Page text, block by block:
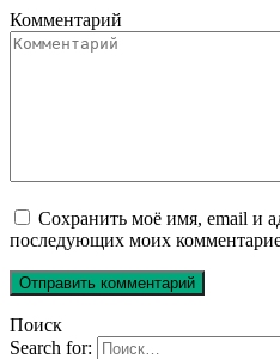
Комментарий
Сохранить моё имя, email и
последующих моих
Поиск
Search for: